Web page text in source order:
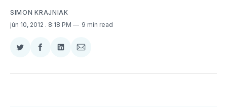
SIMON KRAJNIAK
jún 10, 2012 . 8:18 PM 9 min read
Zdieľať
Twitter
Zdieľať
Facebooku
Zdieľať
LinkedIne
Zdieľať
E-